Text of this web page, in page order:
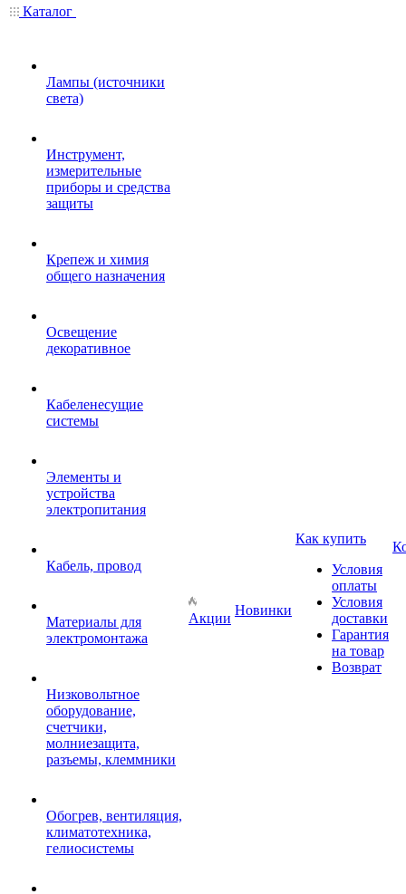
Каталог
Лампы (источники
света)
Инструмент,
измерительные
приборы и средства
защиты
Крепеж и химия
общего назначения
Освещение
декоративное
Кабеленесущие
системы
Элементы и
устройства
электропитания
Кабель, провод
Материалы для
электромонтажа
Низковольтное
оборудование,
счетчики,
молниезащита,
разъемы, клеммники
Обогрев, вентиляция,
климатотехника,
гелиосистемы
Акции
Новинки
Как купить
Условия
оплаты
Условия
доставки
Гарантия
на товар
Возврат